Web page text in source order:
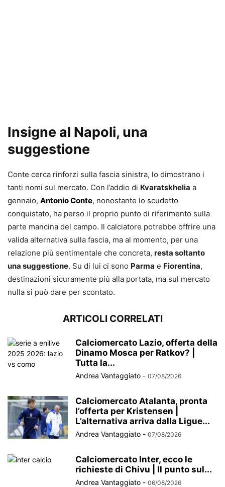
Insigne al Napoli, una
suggestione
Conte cerca rinforzi sulla fascia sinistra, lo dimostrano i
tanti nomi sul mercato. Con l’addio di Kvaratskhelia a
gennaio, Antonio Conte, nonostante lo scudetto
conquistato, ha perso il proprio punto di riferimento sulla
parte mancina del campo. Il calciatore potrebbe offrire una
valida alternativa sulla fascia, ma al momento, per una
relazione più sentimentale che concreta, resta soltanto
una suggestione. Su di lui ci sono Parma e Fiorentina,
destinazioni sicuramente più alla portata, ma sul mercato
nulla si può dare per scontato.
ARTICOLI CORRELATI
Calciomercato Lazio, offerta della
Dinamo Mosca per Ratkov? |
Tutta la...
Andrea Vantaggiato - 07/08/2026
Calciomercato Atalanta, pronta
l’offerta per Kristensen |
L’alternativa arriva dalla Ligue...
Andrea Vantaggiato - 07/08/2026
Calciomercato Inter, ecco le
richieste di Chivu | Il punto sul...
Andrea Vantaggiato - 06/08/2026